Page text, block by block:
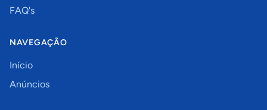
FAQ's
NAVEGAÇÃO
Início
Anúncios